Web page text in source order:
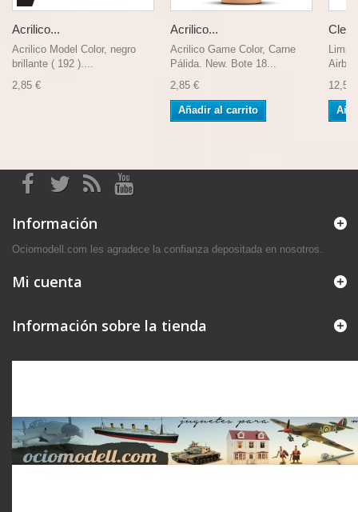
Acrilico...
Acrilico Model Color, negro
brillante ( 192 )....
2,85 €
Acrilico...
Acrilico Game Color, Carne
Pálida. New. Bote 18...
2,85 €
Añadir al carrito
12,50
Información
Ociomodell.com les agradece la confianza depositada en nosotros.
Mi cuenta
Información sobre la tienda